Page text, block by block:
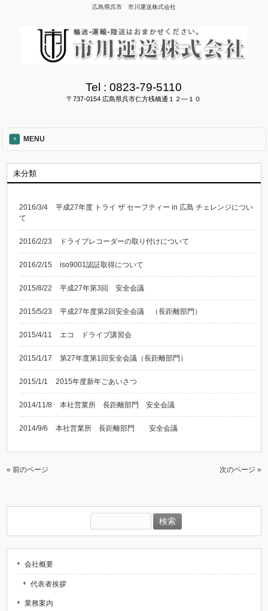
広島県呉市 市川運送株式会社
Tel :0823-79-5110
〒737-0154 広島県呉市仁方桟橋通１２―１０
MENU
未分類
2016/3/4
平成27年度 トライ ザ セーフティー in 広島 チェレンジについ
て
2016/2/23 ドライブレコーダーの取り付けについて
2016/2/15 iso9001認証取得について
2015/8/22 平成27年第3回 安全会議
2015/5/23 平成27年度第2回安全会議 （長距離部門）
2015/4/11 エコ ドライブ講習会
2015/1/17 第27年度第1回安全会議（長距離部門）
2015/1/1 2015年度新年ごあいさつ
2014/11/8 本社営業所 長距離部門 安全会議
2014/9/6 本社営業所 長距離部門 安全会議
« 前のページ 次のページ »
索:
会社概要
代表者挨拶
業務案内